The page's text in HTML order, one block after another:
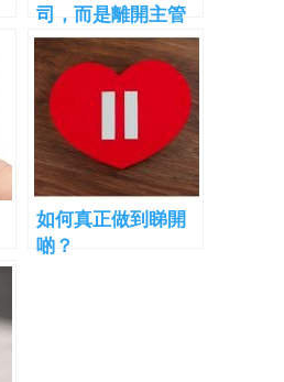
司，而是離開主管
如何真正做到睇開
啲？